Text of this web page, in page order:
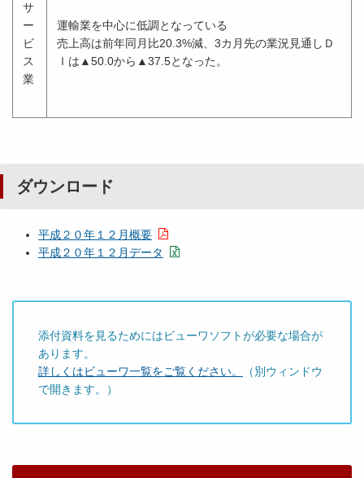
サ
ー
ビ
ス
業
運輸業を中心に低調となっている
売上高は前年同月比20.3%減、3カ月先の業況見通しＤ
Ｉは▲50.0から▲37.5となった。
ダウンロード
平成２０年１２月概要
平成２０年１２月データ
添付資料を見るためにはビューワソフトが必要な場合が
あります。
詳しくはビューワ一覧をご覧ください。
（別ウィンドウ
で開きます。）